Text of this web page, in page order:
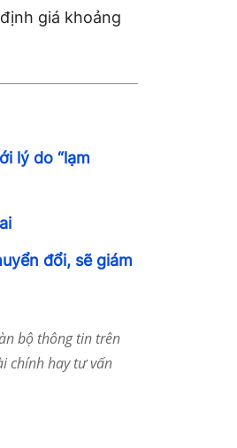
giá khoảng
lý do “lạm
đổi, sẽ giám
bộ thông tin trên
chính hay tư vấn